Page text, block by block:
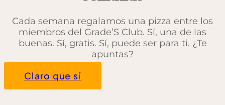
Cada semana regalamos una pizza entre los
miembros del Grade’S Club. Sí, una de las
buenas. Sí, gratis. Sí, puede ser para ti. ¿Te
apuntas?
Claro que sí